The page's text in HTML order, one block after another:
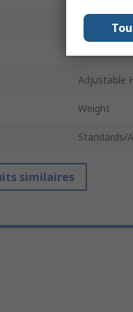
Helmet
Adjustable
Weight
Standards/
similaires